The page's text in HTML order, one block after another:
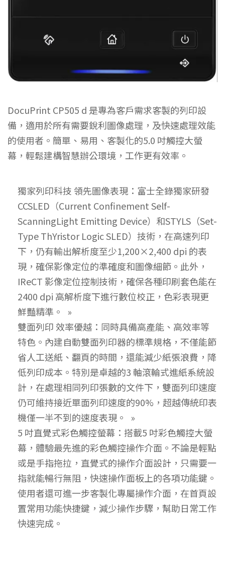
DocuPrint CP505 d 是專為客戶需求客製的列印設
備，適用於所有需要銳利圖像處理，及快速處理效能
的使用者。簡單、易用、客製化的5.0 吋觸控大螢
幕，輕鬆建構智慧辦公環境，工作更有效率。
獨家列印科技 領先圖像表現：富士全錄獨家研發
CCSLED（Current Confinement Self-
ScanningLight Emitting Device）和STYLS（Set-
Type ThYristor Logic SLED）技術，在高速列印
下，仍有輸出解析度至少1,200×2,400 dpi 的表
現，確保影像定位的準確度和圖像細節。此外，
IReCT 影像定位控制技術，確保各種印刷套色能在
2400 dpi 高解析度下進行數位校正，色彩表現更
鮮豔精準。
雙面列印 效率優越：同時具備高產能、高效率等
特色。內建自動雙面列印器的標準規格，不僅能節
省人工送紙、翻頁的時間，還能減少紙張浪費，降
低列印成本。特別是卓越的3 軸滾輪式進紙系統設
計，在處理相同列印張數的文件下，雙面列印速度
仍可維持接近單面列印速度的90%，超越傳統印表
機僅一半不到的速度表現。
5 吋直覺式彩色觸控螢幕：搭載5 吋彩色觸控大螢
幕，體驗最先進的彩色觸控操作介面。不論是輕點
或是手指拖拉，直覺式的操作介面設計，只需要一
指就能暢行無阻，快速操作面板上的各項功能鍵。
使用者還可進一步客製化專屬操作介面，在首頁設
置常用功能快捷鍵，減少操作步驟，幫助日常工作
快速完成。